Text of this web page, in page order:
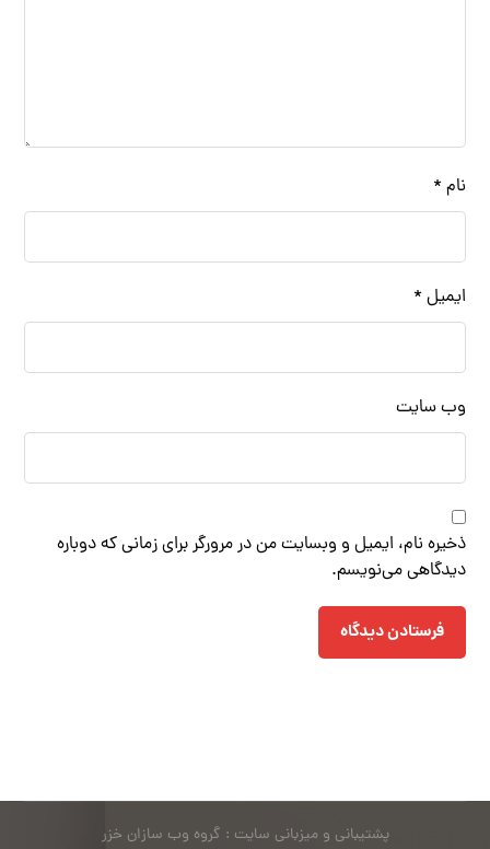
نام *
ایمیل *
وب‌ سایت
ذخیره نام، ایمیل و وبسایت من در مرورگر برای زمانی که دوباره
دیدگاهی می‌نویسم.
فرستادن دیدگاه
پشتیبانی و میزبانی سایت : گروه وب سازان خزر